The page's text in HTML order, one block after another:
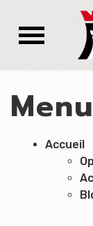
Accueil